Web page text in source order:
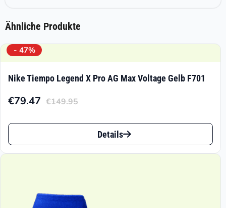
Ähnliche Produkte
- 47%
Nike Tiempo Legend X Pro AG Max Voltage Gelb F701
€149.95
Ursprünglicher
Preis
€149.95
€79.47
Aktueller
Preis
€79.47.
Dieses
Produkt
Varianten
Details